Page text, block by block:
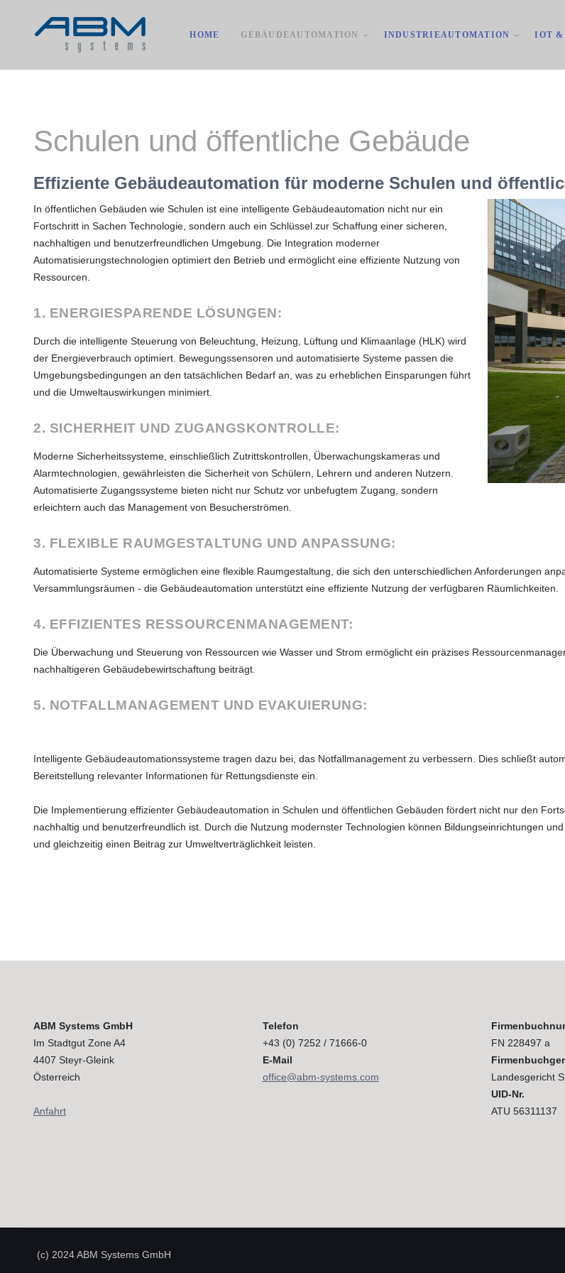
HOME GEBÄUDEAUTOMATION INDUSTRIEAUTOMATION IOT &
Schulen und öffentliche Gebäude
Effiziente Gebäudeautomation für moderne Schulen und
In öffentlichen Gebäuden wie Schulen ist eine intelligente Gebäudeautomation nicht nur ein
Fortschritt in Sachen Technologie, sondern auch ein Schlüssel zur Schaffung einer sicheren,
nachhaltigen und benutzerfreundlichen Umgebung. Die Integration moderner
Automatisierungstechnologien optimiert den Betrieb und ermöglicht eine effiziente Nutzung von
Ressourcen.
1. ENERGIESPARENDE LÖSUNGEN:
Durch die intelligente Steuerung von Beleuchtung, Heizung, Lüftung und Klimaanlage (HLK) wird
der Energieverbrauch optimiert. Bewegungssensoren und automatisierte Systeme passen die
Umgebungsbedingungen an den tatsächlichen Bedarf an, was zu erheblichen Einsparungen führt
und die Umweltauswirkungen minimiert.
2. SICHERHEIT UND ZUGANGSKONTROLLE:
Moderne Sicherheitssysteme, einschließlich Zutrittskontrollen, Überwachungskameras und
Alarmtechnologien, gewährleisten die Sicherheit von Schülern, Lehrern und anderen Nutzern.
Automatisierte Zugangssysteme bieten nicht nur Schutz vor unbefugtem Zugang, sondern
erleichtern auch das Management von Besucherströmen.
3. FLEXIBLE RAUMGESTALTUNG UND ANPASSUNG:
Automatisierte Systeme ermöglichen eine flexible Raumgestaltung, die sich den unterschiedlichen Anforderungen
Versammlungsräumen - die Gebäudeautomation unterstützt eine effiziente Nutzung der verfügbaren Räumlichkeiten.
4. EFFIZIENTES RESSOURCENMANAGEMENT:
Die Überwachung und Steuerung von Ressourcen wie Wasser und Strom ermöglicht ein präzises
nachhaltigeren Gebäudebewirtschaftung beiträgt.
5. NOTFALLMANAGEMENT UND EVAKUIERUNG:
Intelligente Gebäudeautomationssysteme tragen dazu bei, das Notfallmanagement zu verbessern. Dies schließt
Bereitstellung relevanter Informationen für Rettungsdienste ein.
Die Implementierung effizienter Gebäudeautomation in Schulen und öffentlichen Gebäuden fördert nicht nur den
nachhaltig und benutzerfreundlich ist. Durch die Nutzung modernster Technologien können Bildungseinrichtungen
und gleichzeitig einen Beitrag zur Umweltverträglichkeit leisten.
ABM Systems GmbH
Im Stadtgut Zone A4
4407 Steyr-Gleink
Österreich
Anfahrt
Telefon
+43 (0) 7252 / 71666-0
E-Mail
office@abm-systems.com
FN 228497 a
Landesgericht
UID-Nr.
ATU 56311137
(c) 2024 ABM Systems GmbH
Bürogebäude
Schulen und öffentliche Gebäude
Anlagenautomation
Maschinenautomation
IoT Lösungen - SmartCubes
ACTS Prozessleitsystem
Signalkonverter